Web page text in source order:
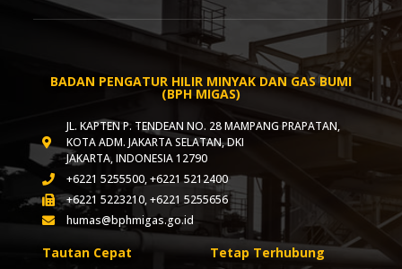
BADAN PENGATUR HILIR MINYAK DAN GAS BUMI
(BPH MIGAS)
JL. KAPTEN P. TENDEAN NO. 28 MAMPANG PRAPATAN,
KOTA ADM. JAKARTA SELATAN, DKI
JAKARTA, INDONESIA 12790
+6221 5255500, +6221 5212400
+6221 5223210, +6221 5255656
humas@bphmigas.go.id
Tautan Cepat Tetap Terhubung